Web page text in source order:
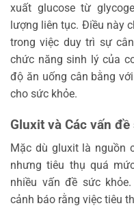
xuất glucose từ
lượng liên tục. Điều này
trong việc duy trì sự
chức năng sinh lý của
độ ăn uống cân bằng
cho sức khỏe.
Gluxit và Các vấn
Mặc dù gluxit là nguồn
nhưng tiêu thụ quá
nhiều vấn đề sức
cảnh báo rằng việc tiêu